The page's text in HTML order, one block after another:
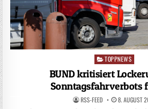
Posted
in
TOPPNEWS
BUND kritisiert
Sonntagsfahrverbots
RSS-FEED 8. AUGUST